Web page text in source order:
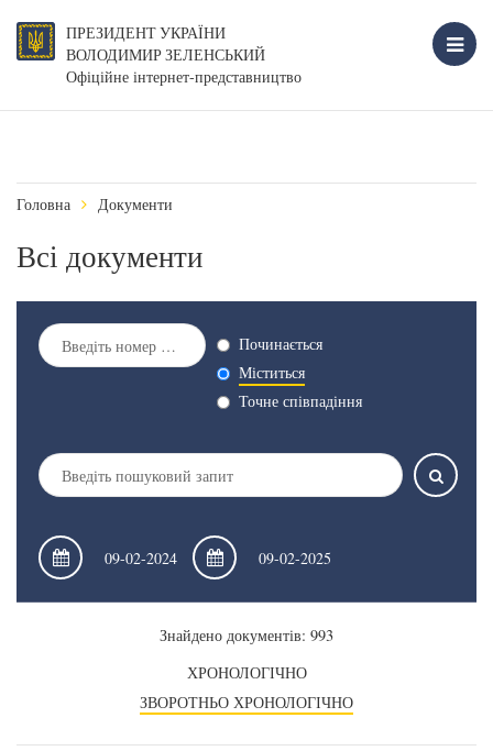
ПРЕЗИДЕНТ УКРАЇНИ
ВОЛОДИМИР ЗЕЛЕНСЬКИЙ
Офіційне інтернет-представництво
Головна Документи
Всі документи
Починається
Міститься
Точне співпадіння
Знайдено документів: 993
ХРОНОЛОГІЧНО
ЗВОРОТНЬО ХРОНОЛОГІЧНО